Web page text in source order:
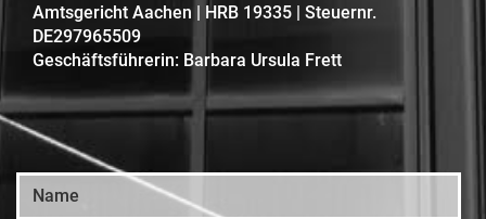
Amtsgericht Aachen | HRB 19335 | Steuernr.
DE297965509
Geschäftsführerin: Barbara Ursula Frett
Ihre Anfahrt zu uns